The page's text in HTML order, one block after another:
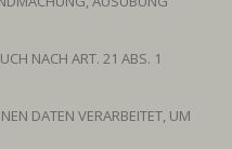
NACH ART. 21 ABS. 1
DATEN VERARBEITET, UM